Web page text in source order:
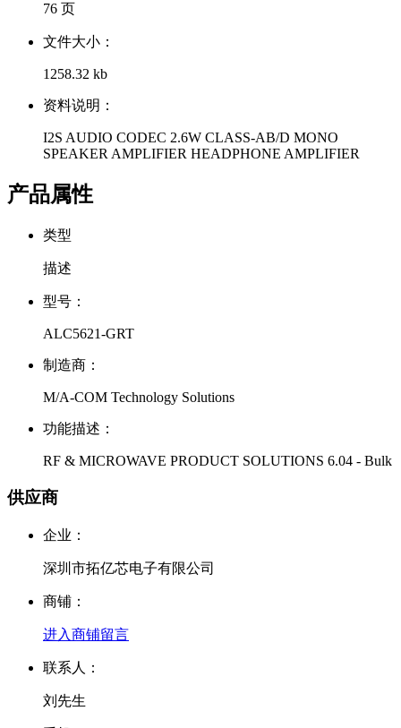
76 页
文件大小：
1258.32 kb
资料说明：
I2S AUDIO CODEC 2.6W CLASS-AB/D MONO
SPEAKER AMPLIFIER HEADPHONE AMPLIFIER
产品属性
类型
描述
型号：
ALC5621-GRT
制造商：
M/A-COM Technology Solutions
功能描述：
RF & MICROWAVE PRODUCT SOLUTIONS 6.04 - Bulk
供应商
企业：
深圳市拓亿芯电子有限公司
商铺：
进入商铺留言
联系人：
刘先生